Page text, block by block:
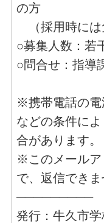
の方
（採用時には
○募集人数：若
○問合せ：指
※携帯電話の電
などの条件に
合があります。
※このメールア
で、返信できま
─────────
発行：牛久市